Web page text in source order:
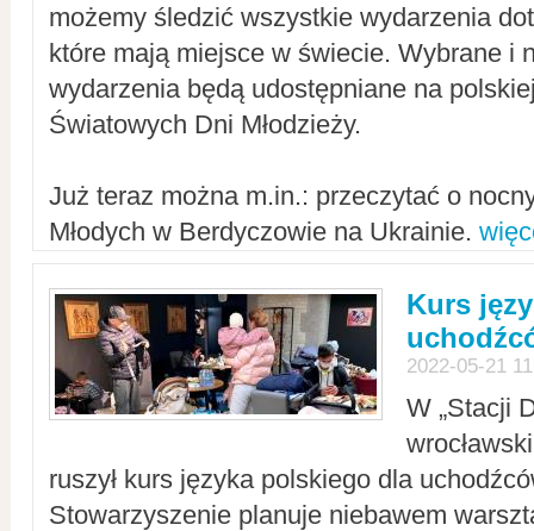
możemy śledzić wszystkie wydarzenia
które mają miejsce w świecie. Wybrane i
wydarzenia będą udostępniane na
Światowych Dni Młodzieży.
Już teraz można m.in.: przeczytać o
Młodych w Berdyczowie na Ukrainie.
Kurs
2022-05-21
W „Stacji
ruszył kurs języka polskiego dla
Stowarzyszenie planuje niebawem